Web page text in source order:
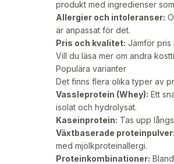
produkt med ingredienser
Allergier och intoleranser:
är anpassat för det.
Pris och kvalitet: Jämför pris
Vill du läsa mer om andra
Populära varianter
Det finns flera olika typer av
Vassleprotein (Whey): Ett
isolat och hydrolysat.
Kaseinprotein: Tas upp
Växtbaserade proteinpulver:
med mjölkproteinallergi.
Proteinkombinationer: